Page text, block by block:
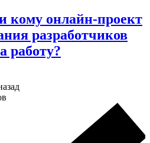
кому онлайн-проект
разработчиков
работу?